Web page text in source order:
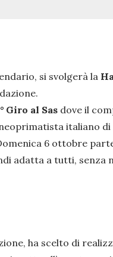
si svolgerà la
Giro al Sas dove il
italiano
6 ottobre
adatta a tutti, senza
ha scelto di